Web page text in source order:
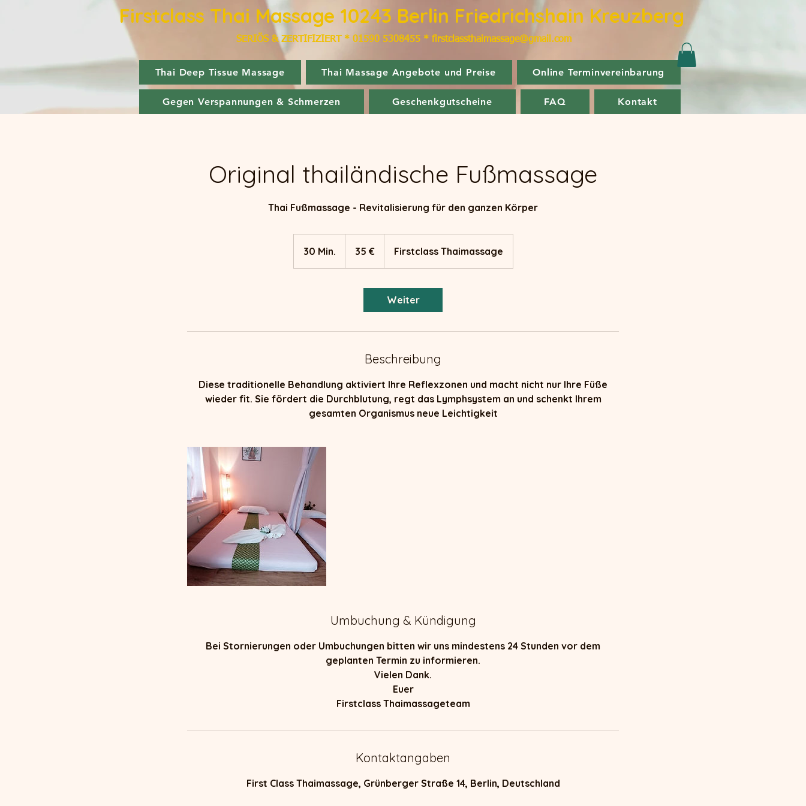
Firstclass Thai Massage 10243 Berlin Friedrichshain Kreuzberg
SERIÖS & ZERTIFIZIERT ​* 01590 5308455 * firstclassthaimassage@gmail.com
Thai Deep Tissue Massage Thai Massage Angebote und Preise Online Terminvereinbarung
Gegen Verspannungen & Schmerzen Geschenkgutscheine FAQ Kontakt
Original thailändische Fußmassage
Thai Fußmassage - Revitalisierung für den ganzen Körper
30 Min.
0
35 € Firstclass Thaimassage
Weiter
Beschreibung
Diese traditionelle Behandlung aktiviert Ihre Reflexzonen und macht nicht nur Ihre Füße
wieder fit. Sie fördert die Durchblutung, regt das Lymphsystem an und schenkt Ihrem
gesamten Organismus neue Leichtigkeit
Umbuchung & Kündigung
Bei Stornierungen oder Umbuchungen bitten wir uns mindestens 24 Stunden vor dem
geplanten Termin zu informieren.
Vielen Dank.
Euer
Firstclass Thaimassageteam
Kontaktangaben
First Class Thaimassage, Grünberger Straße 14, Berlin, Deutschland